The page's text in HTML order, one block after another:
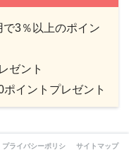
で3％以上のポイン
ゼント
ポイントプレゼント
1ポイント＝1円」で使
プライバシーポリシー サイトマップ